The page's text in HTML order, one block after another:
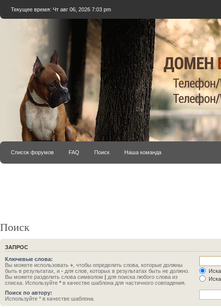
Текущее время: Чт авг 06, 2026 7:03 pm
Список форумов FAQ Поиск Наша команда
Поиск
ЗАПРОС
Ключевые слова:
Вы можете использовать + , чтобы определить слова, которые должны
быть в результатах, и - для слов, которых в результатах быть не должно.
Вы можете разделить слова символом | для поиска любого слова из
списка. Используйте * в качестве шаблона для частичного совпадения.
Поиск по автору:
Используйте * в качестве шаблона.